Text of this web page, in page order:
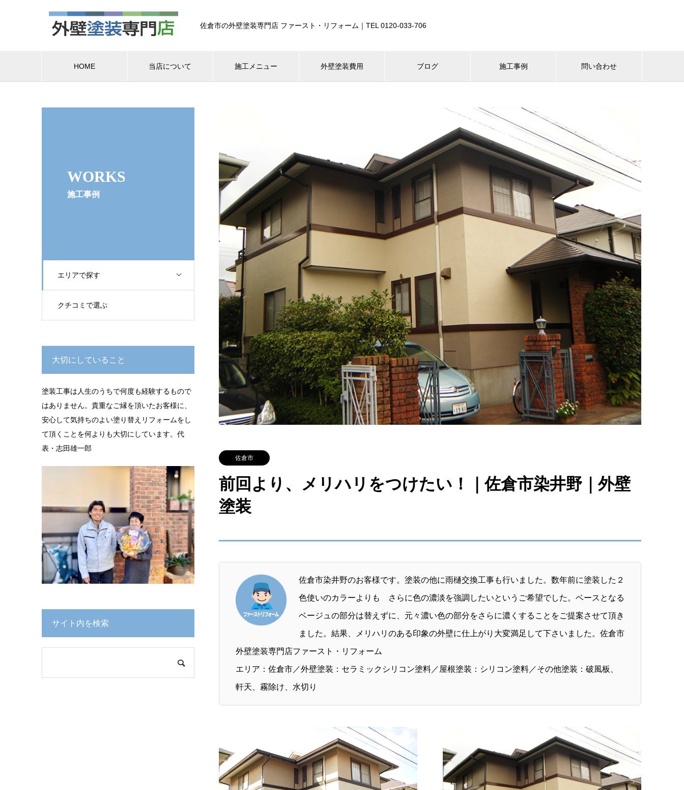
佐倉市の外壁塗装専門店 ファースト・リフォーム｜TEL 0120-033-706
HOME 当店について 施工メニュー 外壁塗装費用 ブログ 施工事例 問い合わせ
WORKS
施工事例
エリアで探す
クチコミで選ぶ
佐倉市
前回より、メリハリをつけたい！｜佐倉市染井野｜外壁
塗装
佐倉市染井野のお客様です。塗装の他に雨樋交換工事も行いました。数年前に塗装した２
色使いのカラーよりも さらに色の濃淡を強調したいというご希望でした。ベースとなる
ベージュの部分は替えずに、元々濃い色の部分をさらに濃くすることをご提案させて頂き
ました。結果、メリハリのある印象の外壁に仕上がり大変満足して下さいました。佐倉市
外壁塗装専門店ファースト・リフォーム
エリア：佐倉市／外壁塗装：セラミックシリコン塗料／屋根塗装：シリコン塗料／その他塗装：破風板、
軒天、霧除け、水切り
大切にしていること
塗装工事は人生のうちで何度も経験するもので
はありません。貴重なご縁を頂いたお客様に、
安心して気持ちのよい塗り替えリフォームをし
て頂くことを何よりも大切にしています。代
表・志田雄一郎
サイト内を検索